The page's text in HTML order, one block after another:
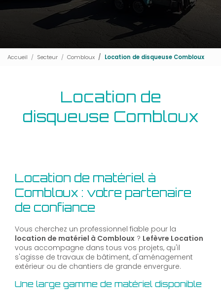
Accueil Secteur Combloux Location de disqueuse Combloux
Location de
disqueuse Combloux
Location de matériel à
Combloux : votre partenaire
de confiance
Vous cherchez un professionnel fiable pour la
location de matériel à Combloux ? Lefèvre Location
vous accompagne dans tous vos projets, qu'il
s'agisse de travaux de bâtiment, d'aménagement
extérieur ou de chantiers de grande envergure.
Une large gamme de matériel disponible